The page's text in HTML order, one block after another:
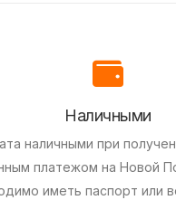
Наличными
наличными при
платежом на Новой
иметь паспорт или